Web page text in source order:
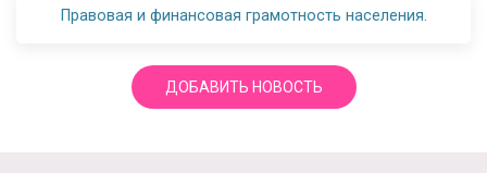
Правовая и финансовая грамотность населения.
ДОБАВИТЬ НОВОСТЬ